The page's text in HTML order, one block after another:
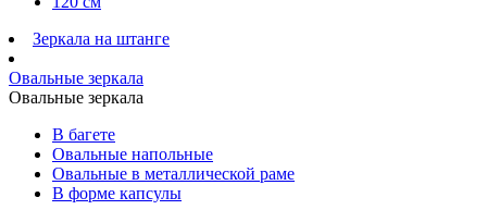
Зеркала на штанге
Овальные зеркала
Овальные зеркала
В багете
Овальные напольные
Овальные в металлической раме
В форме капсулы